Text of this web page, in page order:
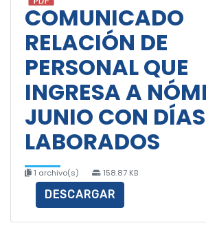
COMUNICADO
RELACIÓN DE
PERSONAL QUE
INGRESA A
JUNIO CON
LABORADOS
1 archivo(s) 158.87 KB
DESCARGAR